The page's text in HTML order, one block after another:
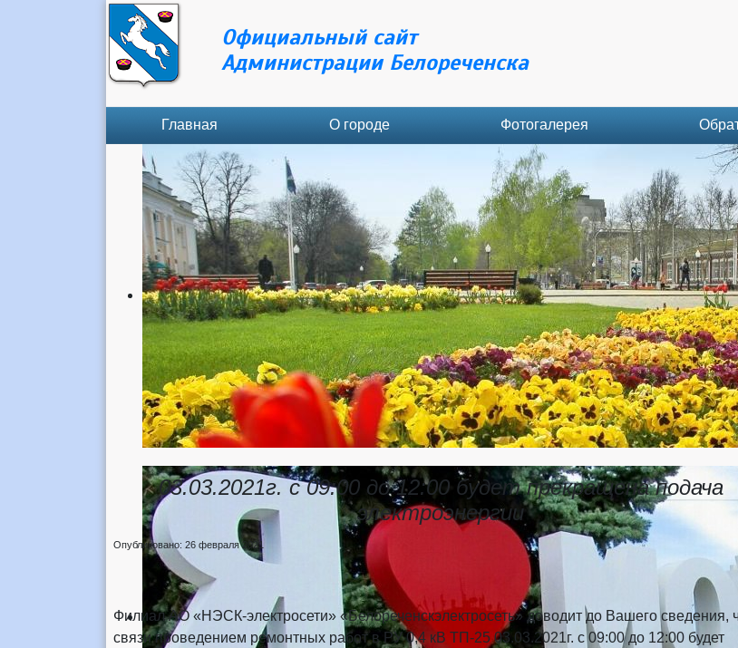
Официальный сайт
Администрации Белореченска
Главная О городе Фотогалерея
03.03.2021г. с 09:00 до 12:00 будет прекращена подача
электроэнергии
Опубликовано: 26 февраля 2021
Филиал АО «НЭСК-электросети» «Белореченскэлектросеть» доводит до Вашего сведения,
связи проведением ремонтных работ в РУ 0,4 кВ ТП-25 03.03.2021г. с 09:00 до 12:00 будет